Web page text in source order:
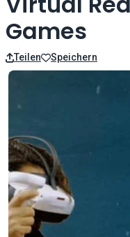
Games
Teilen Speichern